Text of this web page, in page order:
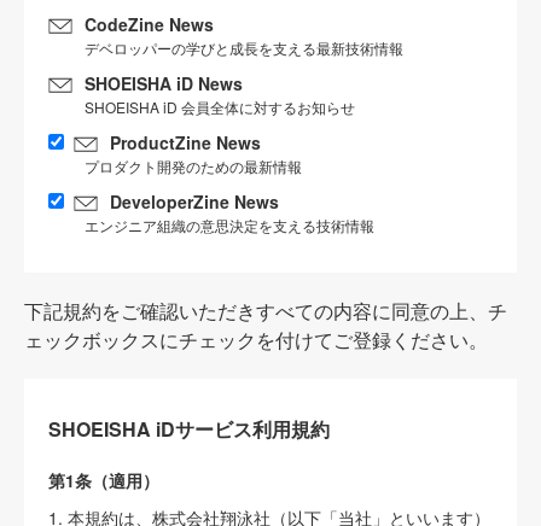
CodeZine News
デベロッパーの学びと成長を支える最新技術情報
SHOEISHA iD News
SHOEISHA iD 会員全体に対するお知らせ
ProductZine News
プロダクト開発のための最新情報
DeveloperZine News
エンジニア組織の意思決定を支える技術情報
下記規約をご確認いただきすべての内容に同意の上、チ
ェックボックスにチェックを付けてご登録ください。
SHOEISHA iDサービス利用規約
第1条（適用）
1. 本規約は、株式会社翔泳社（以下「当社」といいます）